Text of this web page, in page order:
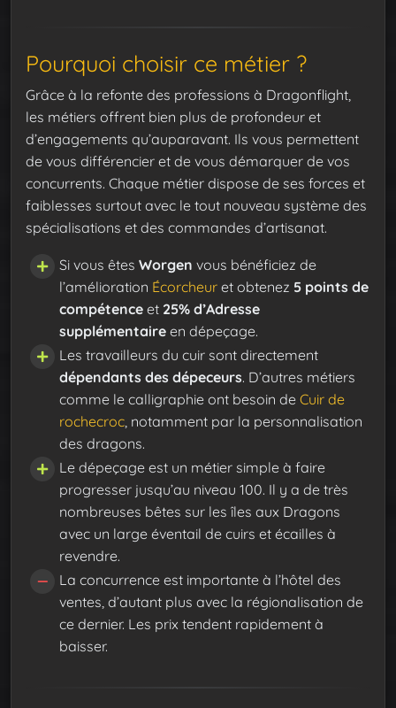
Pourquoi choisir ce métier ?
Grâce à la refonte des professions à Dragonflight,
les métiers offrent bien plus de profondeur et
d’engagements qu’auparavant. Ils vous permettent
de vous différencier et de vous démarquer de vos
concurrents. Chaque métier dispose de ses forces et
faiblesses surtout avec le tout nouveau système des
spécialisations et des commandes d’artisanat.
Si vous êtes Worgen vous bénéficiez de
l’amélioration Écorcheur et obtenez 5 points de
compétence et 25% d’Adresse
supplémentaire en dépeçage.
Les travailleurs du cuir sont directement
dépendants des dépeceurs. D’autres métiers
comme le calligraphie ont besoin de Cuir de
rochecroc , notamment par la personnalisation
des dragons.
Le dépeçage est un métier simple à faire
progresser jusqu’au niveau 100. Il y a de très
nombreuses bêtes sur les îles aux Dragons
avec un large éventail de cuirs et écailles à
revendre.
La concurrence est importante à l’hôtel des
ventes, d’autant plus avec la régionalisation de
ce dernier. Les prix tendent rapidement à
baisser.